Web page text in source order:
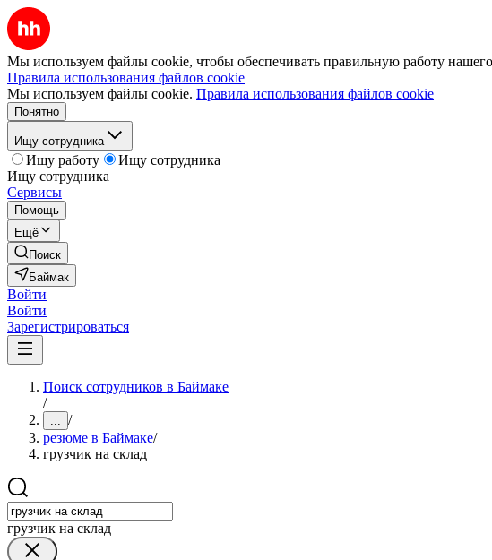
Мы используем файлы cookie, чтобы обеспечивать правильную работу нашего
Правила использования файлов cookie
Мы используем файлы cookie. Правила использования файлов cookie
Понятно
Ищу сотрудника
Ищу работу
Ищу сотрудника
Ищу сотрудника
Сервисы
Помощь
Ещё
Поиск
Баймак
Войти
Войти
Зарегистрироваться
Поиск сотрудников в Баймаке
/
... /
резюме в Баймаке/
грузчик на склад
грузчик на склад